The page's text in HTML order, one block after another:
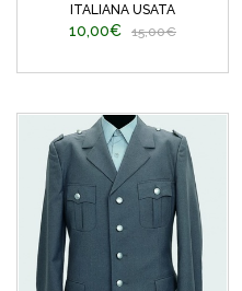
ITALIANA USATA
10,00€ 15,00€